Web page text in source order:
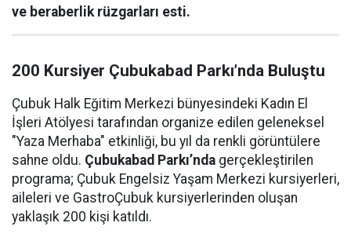
ve beraberlik rüzgarları esti.
200 Kursiyer Çubukabad Parkı’nda Buluştu
Çubuk Halk Eğitim Merkezi bünyesindeki Kadın El
İşleri Atölyesi tarafından organize edilen geleneksel
"Yaza Merhaba" etkinliği, bu yıl da renkli görüntülere
sahne oldu. Çubukabad Parkı’nda gerçekleştirilen
programa; Çubuk Engelsiz Yaşam Merkezi kursiyerleri,
aileleri ve GastroÇubuk kursiyerlerinden oluşan
yaklaşık 200 kişi katıldı.